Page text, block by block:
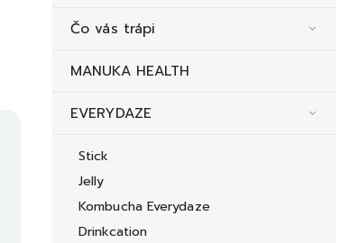
Čo vás trápi
MANUKA HEALTH
EVERYDAZE
Stick
Jelly
Kombucha Everydaze
Drinkcation